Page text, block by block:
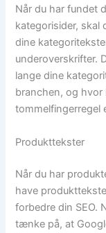
Når du har fundet
kategorisider, skal
dine
underoverskrifter.
lange dine
branchen, og hvor
tommelfingerregel
Produkttekster
Når du har
have
forbedre din SEO.
tænke på, at